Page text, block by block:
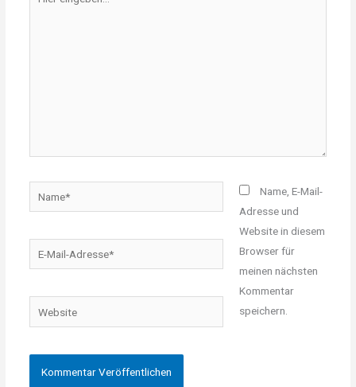
eingeben…
Mail-
Website
Name, E-Mail-
Adresse und
Website in diesem
Browser für
meinen nächsten
Kommentar
speichern.